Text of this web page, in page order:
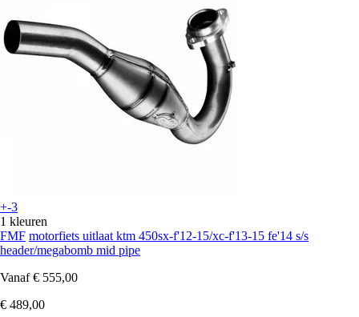
+-3
1 kleuren
FMF motorfiets uitlaat ktm 450sx-f'12-15/xc-f'13-15 fe'14 s/s
header/megabomb mid pipe
Vanaf € 555,00
€ 489,00